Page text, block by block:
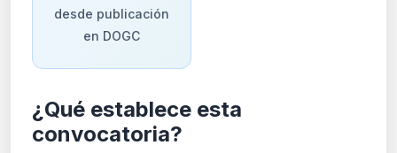
desde publicación
en DOGC
¿Qué establece esta
convocatoria?